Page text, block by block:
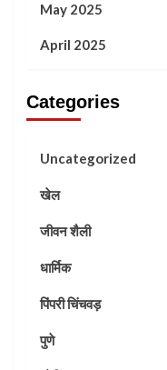
May 2025
April 2025
Categories
Uncategorized
खेल
जीवन शैली
धार्मिक
पिंपरी चिंचवड़
पुणे